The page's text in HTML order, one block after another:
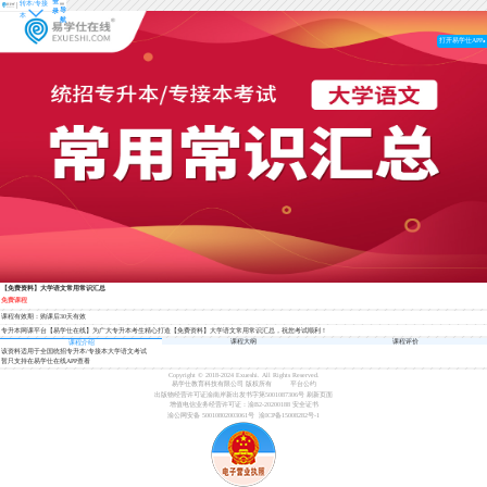
转本/专接
本
登
录导
航
打开易学仕APP
【免费资料】大学语文常用常识汇总
免费课程
课程有效期：购课后30天有效
专升本网课平台【易学仕在线】为广大专升本考生精心打造【免费资料】大学语文常用常识汇总，祝您考试顺利！
课程介绍
课程大纲
课程评价
该资料适用于全国统招专升本/专接本大学语文考试
暂只支持在易学仕在线APP查看
Copyright © 2018-2024 Exueshi. All Rights Reserved.
易学仕教育科技有限公司 版权所有
平台公约
出版物经营许可证渝南岸新出发书字第5001087306号
刷新页面
增值电信业务经营许可证：渝B2-20200188 安全证书
渝公网安备 50010802003061号
渝ICP备15008282号-1